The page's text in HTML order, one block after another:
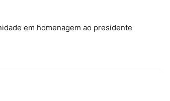
em homenagem ao presidente